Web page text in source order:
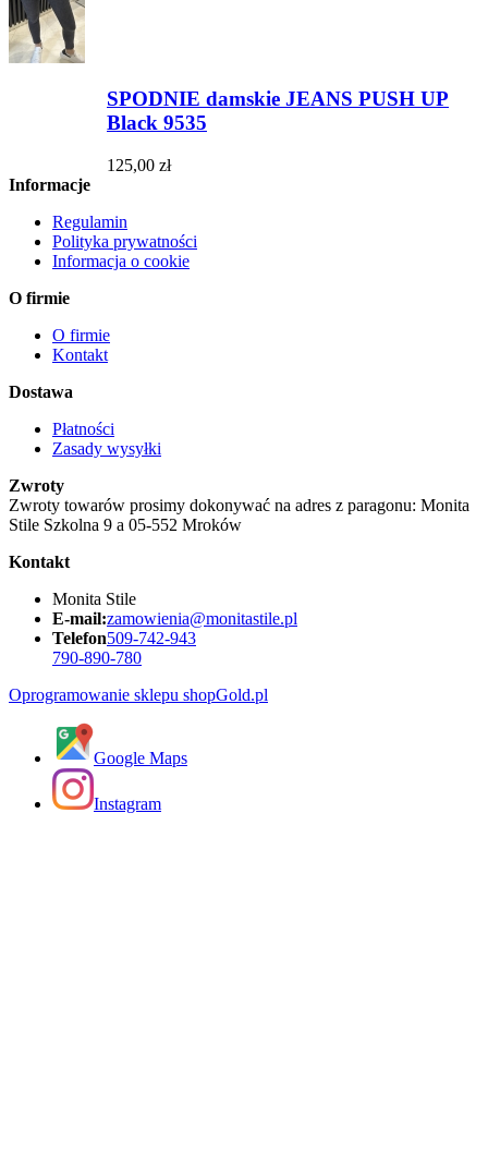
SPODNIE damskie JEANS PUSH UP
Black 9535
125,00 zł
Informacje
Regulamin
Polityka prywatności
Informacja o cookie
O firmie
O firmie
Kontakt
Dostawa
Płatności
Zasady wysyłki
Zwroty
Zwroty towarów prosimy dokonywać na adres z paragonu: Monita
Stile Szkolna 9 a 05-552 Mroków
Kontakt
Monita Stile
E-mail:zamowienia@monitastile.pl
Telefon509-742-943
790-890-780
Oprogramowanie sklepu shopGold.pl
Google Maps
Instagram